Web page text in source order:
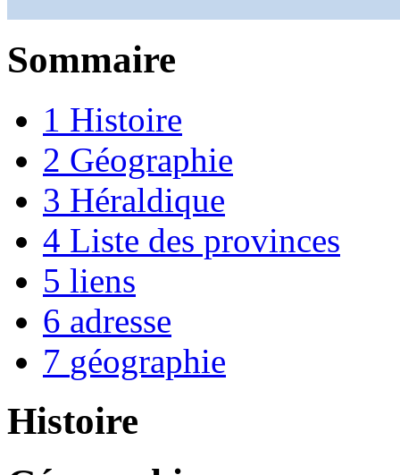
Sommaire
1 Histoire
2 Géographie
3 Héraldique
4 Liste des provinces
5 liens
6 adresse
7 géographie
Histoire